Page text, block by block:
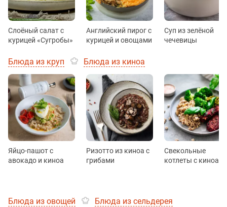
Слоёный салат с
курицей «Сугробы»
Английский пирог с
курицей и овощами
Суп из зелёной
чечевицы
Блюда из круп Блюда из киноа
Яйцо-пашот с
авокадо и киноа
Ризотто из киноа с
грибами
Свекольные
котлеты с киноа
Блюда из овощей Блюда из сельдерея